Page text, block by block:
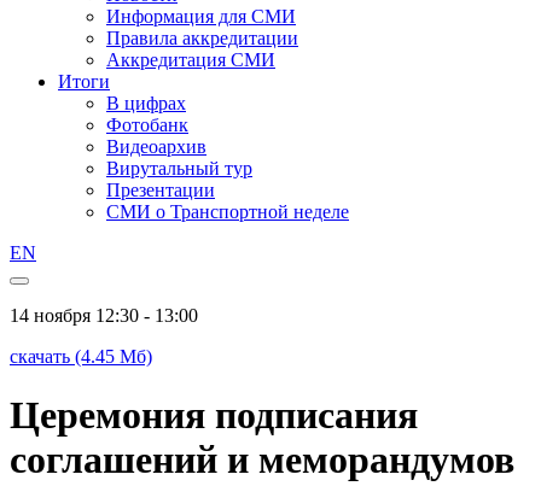
Информация для СМИ
Правила аккредитации
Аккредитация СМИ
Итоги
В цифрах
Фотобанк
Видеоархив
Вирутальный тур
Презентации
СМИ о Транспортной неделе
EN
14 ноября 12:30 - 13:00
скачать (4.45 Мб)
Церемония подписания
соглашений и меморандумов